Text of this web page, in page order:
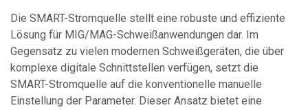
Die SMART-Stromquelle stellt eine robuste und effiziente
Lösung für MIG/MAG-Schweißanwendungen dar. Im
Gegensatz zu vielen modernen Schweißgeräten, die über
komplexe digitale Schnittstellen verfügen, setzt die
SMART-Stromquelle auf die konventionelle manuelle
Einstellung der Parameter. Dieser Ansatz bietet eine